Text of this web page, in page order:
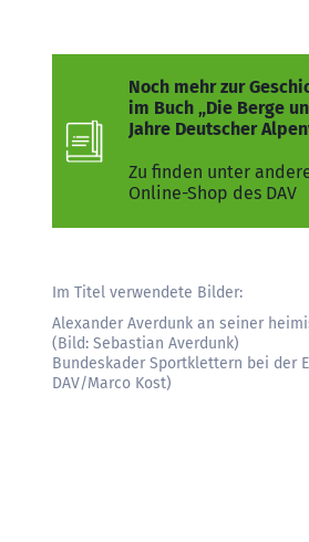
Noch mehr zur
im Buch „Die Berge
Jahre Deutscher
Zu finden unter
Online-Shop des DAV
Im Titel verwendete Bilder:
Alexander Averdunk an seiner
(Bild: Sebastian Averdunk)
Bundeskader Sportklettern bei der
DAV/Marco Kost)